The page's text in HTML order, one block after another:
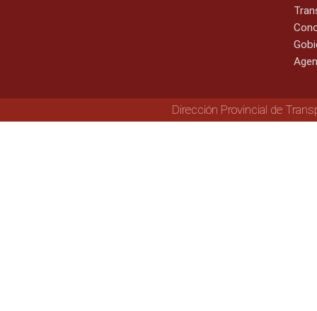
Dirección Provincial de